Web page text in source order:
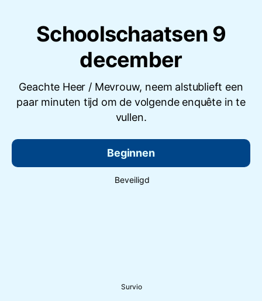
Schoolschaatsen 9
december
Geachte Heer / Mevrouw, neem alstublieft een
paar minuten tijd om de volgende enquête in te
vullen.
Beginnen
Beveiligd
Survio